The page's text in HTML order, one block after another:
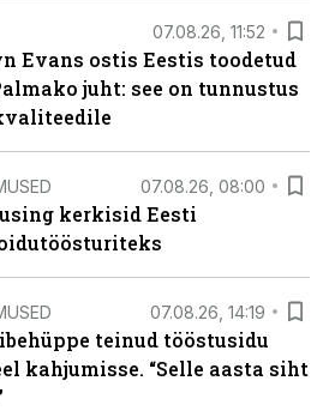
07.08.26, 11:52
Evans ostis Eestis toodetud
juht: see on tunnustus
07.08.26, 08:00
kerkisid Eesti
07.08.26, 14:19
teinud tööstusidu
kahjumisse. “Selle aasta siht